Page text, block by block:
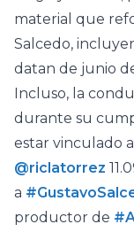
material que
Salcedo,
datan de junio
Incluso, la
durante su
estar vinculado
@riclatorrez
a
productor de